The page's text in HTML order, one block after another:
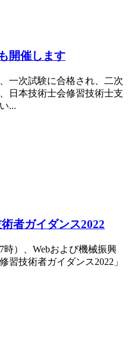
開催します
一次試験に合格され、二次
日本技術士会修習技術士支
...
者ガイダンス2022
時）、Webおよび機械振興
技術者ガイダンス2022」